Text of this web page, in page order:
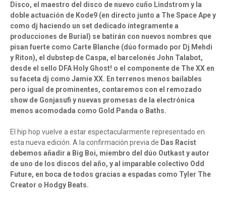
Disco, el maestro del disco de nuevo cuño Lindstrom y la
doble actuación de Kode9 (en directo junto a The Space Ape y
como dj haciendo un set dedicado íntegramente a
producciones de Burial) se batirán con nuevos nombres que
pisan fuerte como Carte Blanche (dúo formado por Dj Mehdi
y Riton), el dubstep de Caspa, el barcelonés John Talabot,
desde el sello DFA Holy Ghost! o el componente de The XX en
su faceta dj como Jamie XX. En terrenos menos bailables
pero igual de prominentes, contaremos con el remozado
show de Gonjasufi y nuevas promesas de la electrónica
menos acomodada como Gold Panda o Baths.
El hip hop vuelve a estar espectacularmente representado en
esta nueva edición. A la confirmación previa de Das Racist
debemos añadir a Big Boi, miembro del dúo Outkast y autor
de uno de los discos del año, y al imparable colectivo Odd
Future, en boca de todos gracias a espadas como Tyler The
Creator o Hodgy Beats.